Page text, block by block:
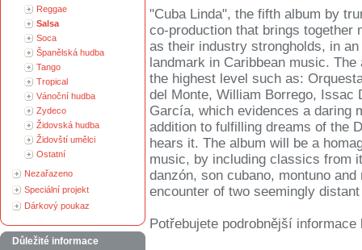
Reggae
Salsa
Soca
Španělská hudba
Tango
Tropical
Vánoční hudba
Zydeco
Židovská hudba
Židovští umělci
Ostatní
Nezařazeno
Speciální projekt
Dárkový poukaz
Důležité informace
"Cuba Linda", the fifth album by
co-production that brings together
as their industry strongholds, in
landmark in Caribbean music.
the highest level such as:
del Monte, William Borrego, Issac
García, which evidences a daring
addition to fulfilling dreams of the
hears it. The album will be a
music, by including classics from
danzón, son cubano, montuno
encounter of two seemingly
Potřebujete podrobnější